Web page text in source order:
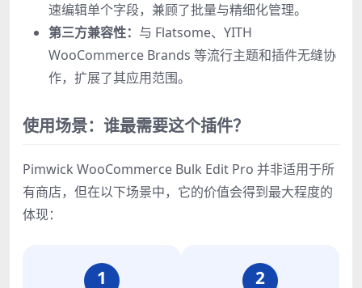
速编辑单个字段，兼顾了批量与精细化管理。
第三方兼容性： 与 Flatsome、YITH
WooCommerce Brands 等流行主题和插件无缝协
作，扩展了其应用范围。
使用场景：谁最需要这个插件？
Pimwick WooCommerce Bulk Edit Pro 并非适用于所
有商店，但在以下场景中，它的价值会得到最大程度的
体现：
1 2